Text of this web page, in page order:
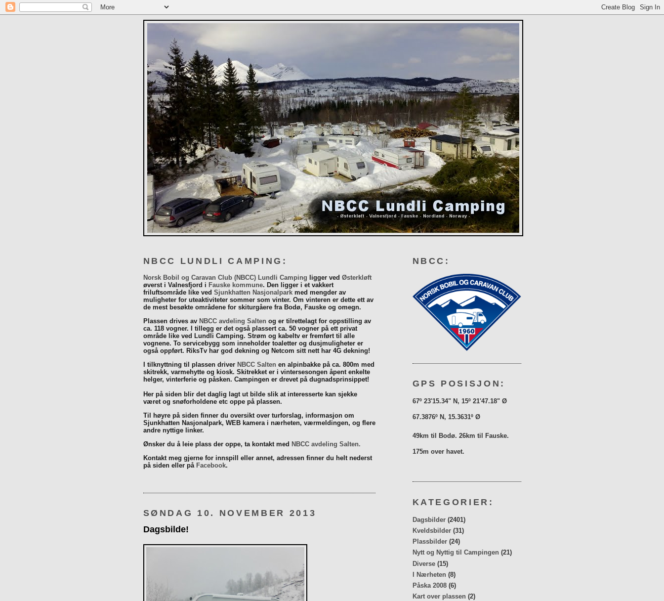
NBCC LUNDLI CAMPING:
Norsk Bobil og Caravan Club (NBCC) Lundli Camping ligger ved Østerkløft
øverst i Valnesfjord i Fauske kommune. Den ligger i et vakkert
friluftsområde like ved Sjunkhatten Nasjonalparkmed mengder av
muligheter for uteaktiviteter sommer som vinter. Om vinteren er dette ett av
de mest besøkte områdene for skiturgåere fra Bodø, Fauske og omegn.
Plassen drives av NBCC avdeling Salten og er tilrettelagt for oppstilling av
ca. 118 vogner. I tillegg er det også plassert ca. 50 vogner på ett privat
område like ved Lundli Camping. Strøm og kabeltv er fremført til alle
vognene. To servicebygg som inneholder toaletter og dusjmuligheter er
også oppført. RiksTv har god dekning og Netcom sitt nett har 4G dekning!
I tilknyttning til plassen driver NBCC Salten en alpinbakke på ca. 800m med
skitrekk, varmehytte og kiosk. Skitrekket er i vintersesongen åpent enkelte
helger, vinterferie og påsken. Campingen er drevet på dugnadsprinsippet!
Her på siden blir det daglig lagt ut bilde slik at interesserte kan sjekke
været og snøforholdene etc oppe på plassen.
Til høyre på siden finner du oversikt over turforslag, informasjon om
Sjunkhatten Nasjonalpark, WEB kamera i nærheten, værmeldingen, og flere
andre nyttige linker.
Ønsker du å leie plass der oppe, ta kontakt med NBCC avdeling Salten.
Kontakt meg gjerne for innspill eller annet, adressen finner du helt nederst
på siden eller på Facebook.
SØNDAG 10. NOVEMBER 2013
Dagsbilde!
NBCC:
GPS POSISJON:
67º 23'15.34" N, 15º 21'47.18" Ø
67.3876º N, 15.3631º Ø
49km til Bodø. 26km til Fauske.
175m over havet.
KATEGORIER:
Dagsbilder (2401)
Kveldsbilder (31)
Plassbilder (24)
Nytt og Nyttig til Campingen (21)
Diverse (15)
I Nærheten (8)
Påska 2008 (6)
Kart over plassen (2)